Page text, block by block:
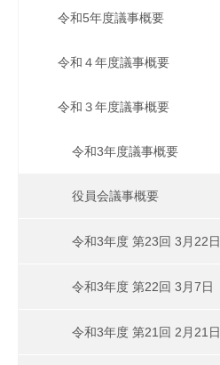
令和5年度議事概要
令和４年度議事概要
令和３年度議事概要
令和3年度議事概要
役員会議事概要
令和3年度 第23回 3月22日
令和3年度 第22回 3月7日
令和3年度 第21回 2月21日